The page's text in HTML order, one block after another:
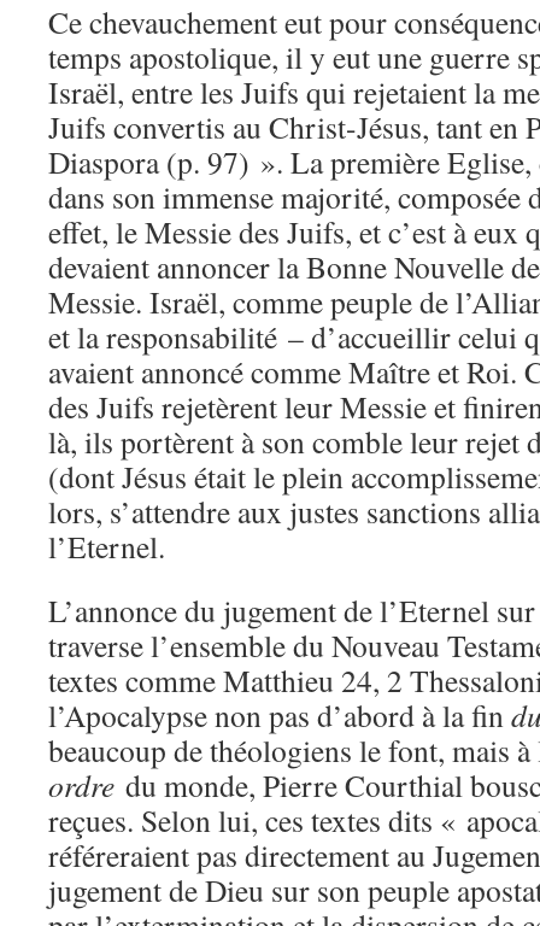
Ce chevauchement eut pour
temps apostolique, il y eut une guerre
Israël, entre les Juifs qui rejetaient la
Juifs convertis au Christ-Jésus, tant en
Diaspora (p. 97) ». La première Eglise,
dans son immense majorité, composée
effet, le Messie des Juifs, et c’est à eux
devaient annoncer la Bonne Nouvelle
Messie. Israël, comme peuple de
et la responsabilité – d’accueillir celui
avaient annoncé comme Maître et Roi.
des Juifs rejetèrent leur Messie et
là, ils portèrent à son comble leur rejet
(dont Jésus était le plein
lors, s’attendre aux justes sanctions
l’Eternel.
L’annonce du jugement de l’Eternel
traverse l’ensemble du Nouveau
textes comme Matthieu 24, 2
l’Apocalypse non pas d’abord à la fin
beaucoup de théologiens le font, mais
ordre du monde, Pierre Courthial
reçues. Selon lui, ces textes dits «
référeraient pas directement au
jugement de Dieu sur son peuple